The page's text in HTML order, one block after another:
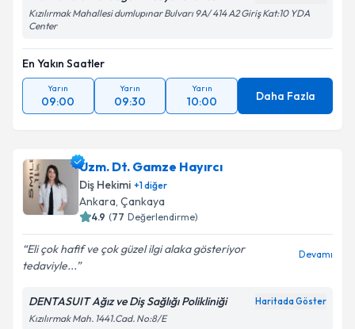
Kızılırmak Mahallesi dumlupınar Bulvarı 9A/ 414 A2 Giriş Kat:10 YDA
Center
En Yakın Saatler
Yarın
09:00
Yarın
09:30
Yarın
10:00 Daha Fazla
Uzm. Dt. Gamze Hayırcı
Diş Hekimi +1diğer
Ankara, Çankaya
4.9 (77 Değerlendirme)
Eli çok hafif ve çok güzel ilgi alaka gösteriyor
tedaviyle...
Devamı
DENTASUIT Ağız ve Diş Sağlığı Polikliniği Haritada Göster
Kızılırmak Mah. 1441.Cad. No:8/E